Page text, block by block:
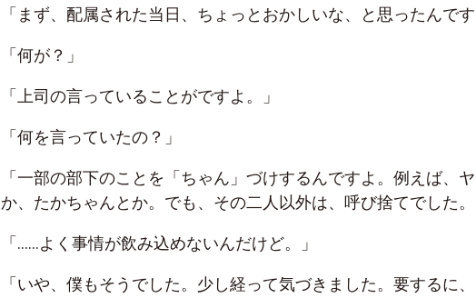
「まず、配属された当日、ちょっとおかしいな、と思ったんです
「何が？」
「上司の言っていることがですよ。」
「何を言っていたの？」
「一部の部下のことを「ちゃん」づけするんですよ。例えば、
か、たかちゃんとか。でも、その二人以外は、呼び捨てでした。
「……よく事情が飲み込めないんだけど。」
「いや、僕もそうでした。少し経って気づきました。要するに